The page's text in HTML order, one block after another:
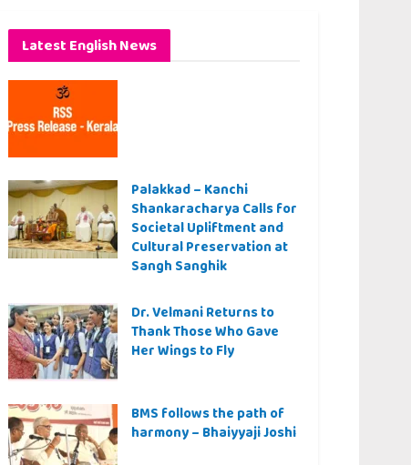
Latest English News
Palakkad – Kanchi
Shankaracharya Calls for
Societal Upliftment and
Cultural Preservation at
Sangh Sanghik
Dr. Velmani Returns to
Thank Those Who Gave
Her Wings to Fly
BMS follows the path of
harmony – Bhaiyyaji Joshi